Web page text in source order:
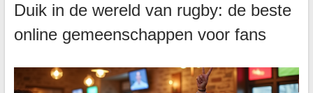
Duik in de wereld van rugby: de beste
online gemeenschappen voor fans